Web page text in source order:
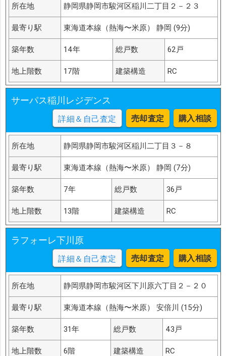
所在地 静岡県静岡市駿河区稲川二丁目２－２３
最寄り駅 東海道本線（熱海〜米原） 静岡 (9分)
築年数 14年 総戸数 62戸
地上階数 17階 建築構造 RC
サーパス稲川レジデンス
詳細＆自己査定 売却査定 購入相談
所在地 静岡県静岡市駿河区稲川二丁目３－８
最寄り駅 東海道本線（熱海〜米原） 静岡 (7分)
築年数 7年 総戸数 36戸
地上階数 13階 建築構造 RC
ラフォーレ下川原
詳細＆自己査定 売却査定 購入相談
所在地 静岡県静岡市駿河区下川原六丁目２－２０
最寄り駅 東海道本線（熱海〜米原） 安倍川 (15分)
築年数 31年 総戸数 43戸
地上階数 6階 建築構造 RC